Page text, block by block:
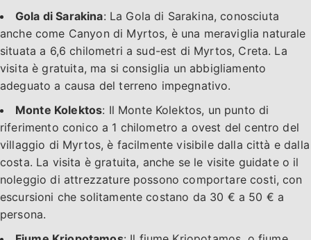
Gola di Sarakina: La Gola di Sarakina, conosciuta
anche come Canyon di Myrtos, è una meraviglia naturale
situata a 6,6 chilometri a sud-est di Myrtos, Creta. La
visita è gratuita, ma si consiglia un abbigliamento
adeguato a causa del terreno impegnativo.
Monte Kolektos: Il Monte Kolektos, un punto di
riferimento conico a 1 chilometro a ovest del centro del
villaggio di Myrtos, è facilmente visibile dalla città e dalla
costa. La visita è gratuita, anche se le visite guidate o il
noleggio di attrezzature possono comportare costi, con
escursioni che solitamente costano da 30 € a 50 € a
persona.